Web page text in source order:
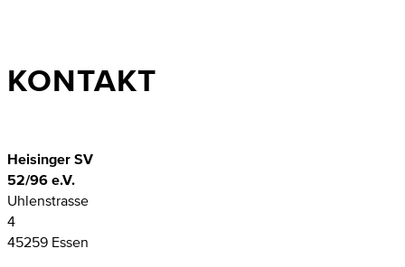
KONTAKT
Heisinger SV
52/96 e.V.
Uhlenstrasse
4
45259 Essen